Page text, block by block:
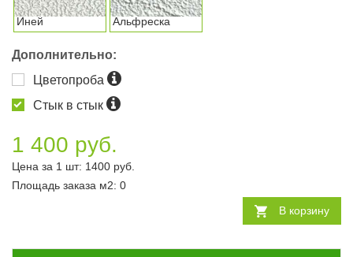
Иней Альфреска
Дополнительно:
Цветопроба
Стык в стык
1 400 руб.
Цена за 1 шт: 1400 руб.
Площадь заказа м2: 0
В корзину